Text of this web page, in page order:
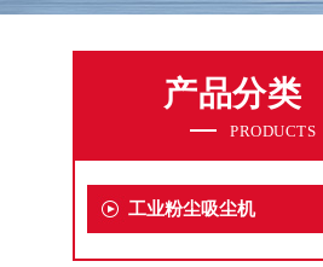
产品分类
PRODUCTS
工业粉尘吸尘机